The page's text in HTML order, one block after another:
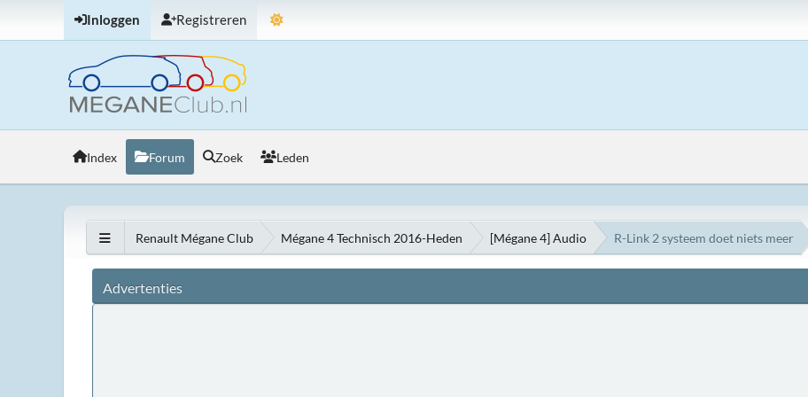
Inloggen Registreren
Index Forum Zoek Leden
Renault Mégane Club Mégane 4 Technisch 2016-Heden [Mégane 4] Audio R-Link 2 systeem doet niets meer
Advertenties